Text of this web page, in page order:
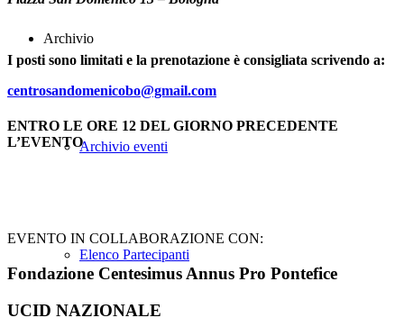
Archivio
Archivio eventi
Elenco Partecipanti
I posti sono limitati e la prenotazione è consigliata scrivendo a:
centrosandomenicobo@gmail.com
ENTRO LE ORE 12 DEL GIORNO PRECEDENTE
L’EVENTO
EVENTO IN COLLABORAZIONE CON:
Fondazione Centesimus Annus Pro Pontefice
UCID NAZIONALE